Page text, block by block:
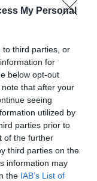
My Personal
to third parties, or
for
below opt-out
that after your
seeing
utilized by
parties prior to
of the further
third parties on the
information may
the IAB’s List of